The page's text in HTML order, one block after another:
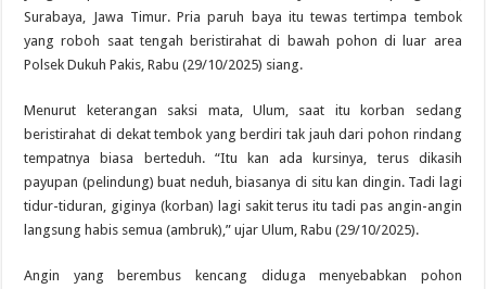
Surabaya, Jawa Timur. Pria paruh baya itu tewas tertimpa tembok
yang roboh saat tengah beristirahat di bawah pohon di luar area
Polsek Dukuh Pakis, Rabu (29/10/2025) siang.
Menurut keterangan saksi mata, Ulum, saat itu korban sedang
beristirahat di dekat tembok yang berdiri tak jauh dari pohon rindang
tempatnya biasa berteduh. “Itu kan ada kursinya, terus dikasih
payupan (pelindung) buat neduh, biasanya di situ kan dingin. Tadi lagi
tidur-tiduran, giginya (korban) lagi sakit terus itu tadi pas angin-angin
langsung habis semua (ambruk),” ujar Ulum, Rabu (29/10/2025).
Angin yang berembus kencang diduga menyebabkan pohon